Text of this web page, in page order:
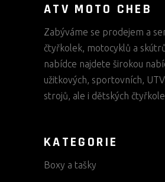
ATV MOTO CHEB
Zabýváme se prodejem a
čtyřkolek, motocyklů a
nabídce najdete širokou
užitkových, sportovních,
strojů, ale i dětských čtyřkole
KATEGORIE
Boxy a tašky